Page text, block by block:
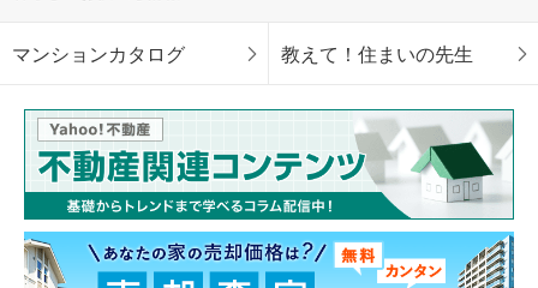
マンションカタログ 教えて！住まいの先生